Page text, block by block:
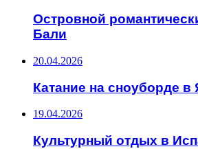
Островной
Бали
20.04.2026
Катание на сноуборде в
19.04.2026
Культурный отдых в